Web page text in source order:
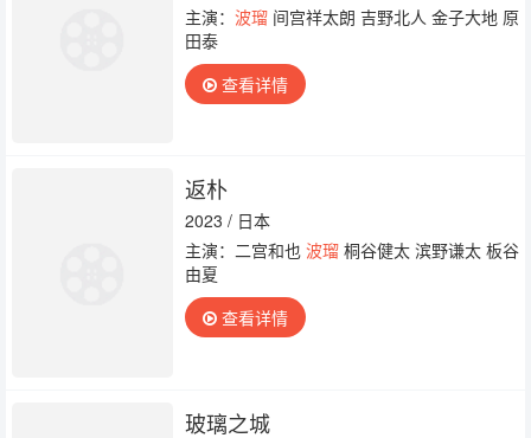
主演： 波瑠间宫祥太朗 吉野北人 金子大地 原
田泰
查看详情
返朴
2023 / 日本
主演：二宫和也 波瑠桐谷健太 滨野谦太 板谷
由夏
查看详情
玻璃之城